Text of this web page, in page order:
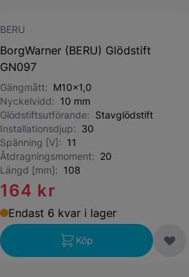
BERU
BorgWarner (BERU) Glödstift
GN097
Gängmått: M10x1,0
Nyckelvidd: 10 mm
Glödstiftsutförande: Stavglödstift
Installationsdjup: 30
Spänning [V]: 11
Åtdragningsmoment: 20
Längd [mm]: 108
164 kr
Endast 6 kvar i lager
Köp